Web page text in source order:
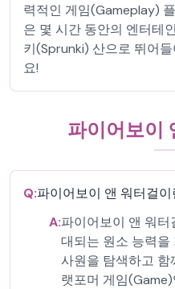
력적인 게임(Gameplay)
은 몇 시간 동안의 엔터테
키(Sprunki) 산으로 뛰어
요!
파이어보이
Q:파이어보이 앤 워터걸
A:파이어보이 앤 워
대되는 원소 능력을
사원을 탐색하고 함
랫포머 게임